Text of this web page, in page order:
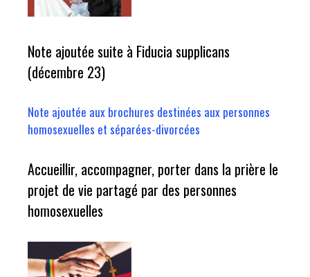
Note ajoutée suite à Fiducia supplicans
(décembre 23)
Note ajoutée aux brochures destinées aux personnes
homosexuelles et séparées-divorcées
Accueillir, accompagner, porter dans la prière le
projet de vie partagé par des personnes
homosexuelles